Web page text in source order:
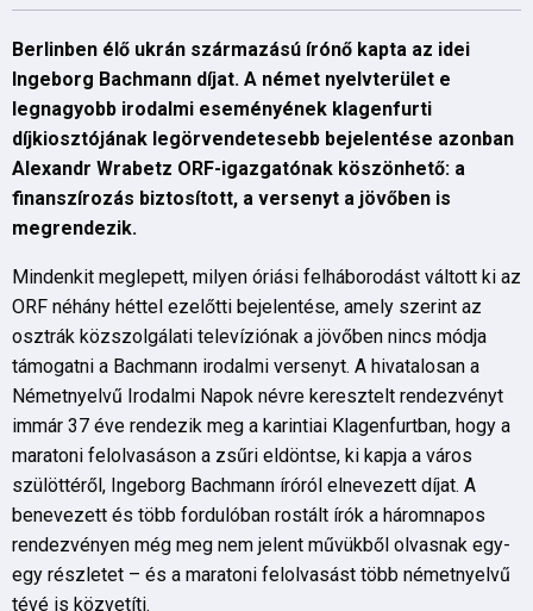
Berlinben élő ukrán származású írónő kapta az idei
Ingeborg Bachmann díjat. A német nyelvterület e
legnagyobb irodalmi eseményének klagenfurti
díjkiosztójának legörvendetesebb bejelentése azonban
Alexandr Wrabetz ORF-igazgatónak köszönhető: a
finanszírozás biztosított, a versenyt a jövőben is
megrendezik.
Mindenkit meglepett, milyen óriási felháborodást váltott ki az
ORF néhány héttel ezelőtti bejelentése, amely szerint az
osztrák közszolgálati televíziónak a jövőben nincs módja
támogatni a Bachmann irodalmi versenyt. A hivatalosan a
Németnyelvű Irodalmi Napok névre keresztelt rendezvényt
immár 37 éve rendezik meg a karintiai Klagenfurtban, hogy a
maratoni felolvasáson a zsűri eldöntse, ki kapja a város
szülöttéről, Ingeborg Bachmann íróról elnevezett díjat. A
benevezett és több fordulóban rostált írók a háromnapos
rendezvényen még meg nem jelent művükből olvasnak egy-
egy részletet – és a maratoni felolvasást több németnyelvű
tévé is közvetíti.